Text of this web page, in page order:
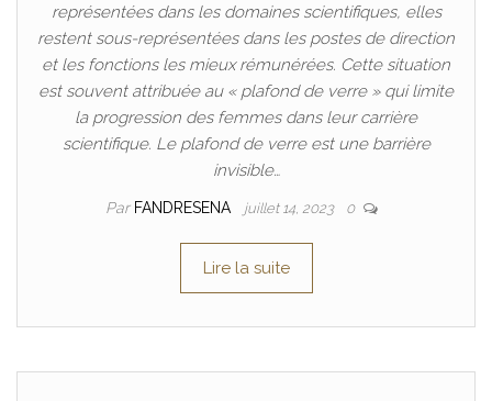
représentées dans les domaines scientifiques, elles
restent sous-représentées dans les postes de direction
et les fonctions les mieux rémunérées. Cette situation
est souvent attribuée au « plafond de verre » qui limite
la progression des femmes dans leur carrière
scientifique. Le plafond de verre est une barrière
invisible…
Par FANDRESENA juillet 14, 2023 0
Lire la suite